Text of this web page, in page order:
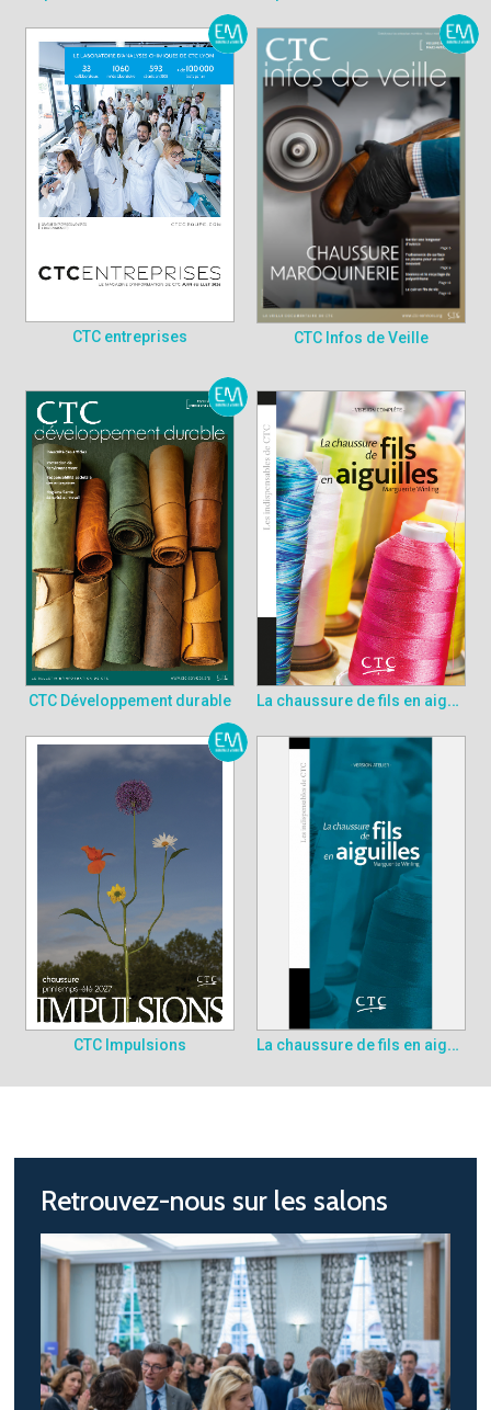
CTC entreprises CTC Infos de Veille
CTC Développement durable La chaussure de fils en aiguilles
CTC Impulsions La chaussure de fils en aiguilles - Version atelier
Retrouvez-nous sur les salons